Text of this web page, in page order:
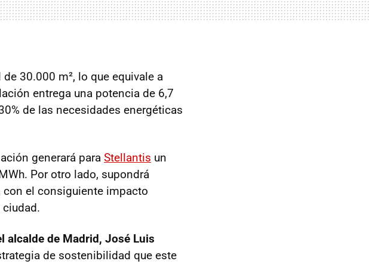
30.000 m², lo que equivale a
entrega una potencia de 6,7
de las necesidades energéticas
generará para Stellantis un
Por otro lado, supondrá
con el consiguiente impacto
ciudad.
alcalde de Madrid, José Luis
de sostenibilidad que este